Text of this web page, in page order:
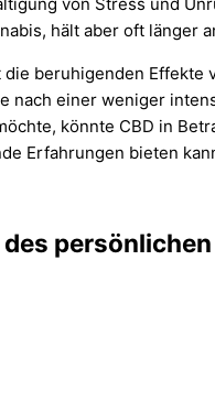
hält aber oft länger
beruhigenden Effekte
nach einer weniger
könnte CBD in
Erfahrungen bieten
des